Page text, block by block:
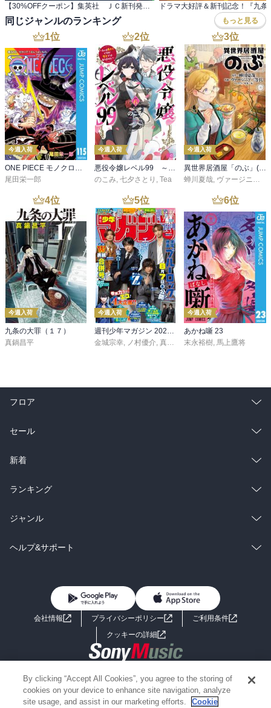
【30%OFFクーポン】集英社 ＪＣ新刊発売記念 440冊以上対象
同じジャンルのランキング もっと見る
1位
今週入荷
尾田栄一郎
2位
今週入荷
のこみ 七夕さとり Tea
3位
今週入荷
蝉川夏哉 ヴァージニア二等兵
4位
今週入荷
九条の大罪（１７）
真鍋昌平
5位
今週入荷
週刊少年マガジン 2026年36・37号[2026年8月5日発売]
金城宗幸, ノ村優介, 真島ヒロ ,宮島礼吏,新川直司
6位
今週入荷
あかね噺 23
末永裕樹, 馬上鷹将
フロア
総合
ラノベ
雑誌・グラビア
BL・TL
セール
総合
ラノベ
雑誌・グラビア
BL・TL
新着
総合
ラノベ
雑誌・グラビア
ランキング
総合
ラノベ
ジャンル
コミック
ライトノベル 男子向けラノベ
小説
海外小説
ミステリー SF
ヘルプ&サポート
よくあるご質問 お問い合わせ
会社情報 プライバシーポリシー
ご利用条件
クッキーの詳細
Copyright 2017 - 2026 Sony Music Entertainment(Japan) Inc.
Information on the site is for the Japan domestic market only
powered by
By clicking “Accept All Cookies”, you agree to the storing of
cookies on your device to enhance site navigation, analyze
site usage, and assist in our marketing efforts.
Cookie